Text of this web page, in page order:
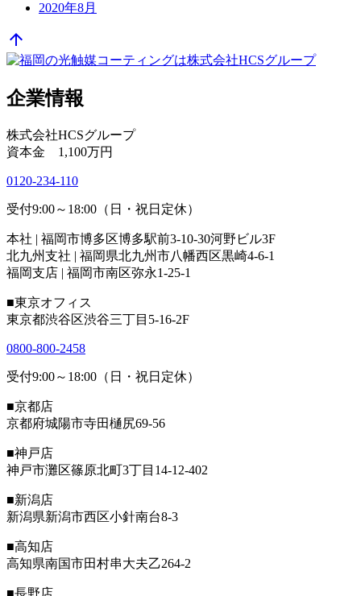
2020年8月
arrow_upward
企業情報
株式会社HCSグループ
資本金 1,100万円
0120-234-110
受付9:00～18:00（日・祝日定休）
本社 | 福岡市博多区博多駅前3-10-30河野ビル3F
北九州支社 | 福岡県北九州市八幡西区黒崎4-6-1
福岡支店 | 福岡市南区弥永1-25-1
■東京オフィス
東京都渋谷区渋谷三丁目5-16-2F
0800-800-2458
受付9:00～18:00（日・祝日定休）
■京都店
京都府城陽市寺田樋尻69-56
■神戸店
神戸市灘区篠原北町3丁目14-12-402
■新潟店
新潟県新潟市西区小針南台8-3
■高知店
高知県南国市田村串大夫乙264-2
■長野店